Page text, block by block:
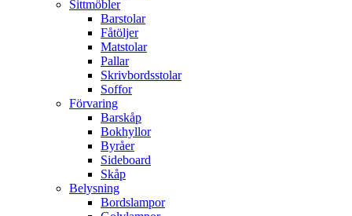
Sittmöbler
Barstolar
Fåtöljer
Matstolar
Pallar
Skrivbordsstolar
Soffor
Förvaring
Barskåp
Bokhyllor
Byråer
Sideboard
Skåp
Belysning
Bordslampor